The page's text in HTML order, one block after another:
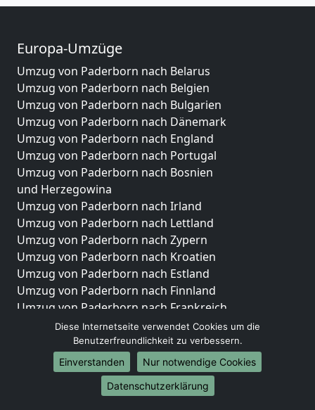
Europa-Umzüge
Umzug von Paderborn nach Belarus
Umzug von Paderborn nach Belgien
Umzug von Paderborn nach Bulgarien
Umzug von Paderborn nach Dänemark
Umzug von Paderborn nach England
Umzug von Paderborn nach Portugal
Umzug von Paderborn nach Bosnien
und Herzegowina
Umzug von Paderborn nach Irland
Umzug von Paderborn nach Lettland
Umzug von Paderborn nach Zypern
Umzug von Paderborn nach Kroatien
Umzug von Paderborn nach Estland
Umzug von Paderborn nach Finnland
Umzug von Paderborn nach Frankreich
Umzug von Paderborn nach Griechenland
Umzug von Paderborn nach Italien
Umzug von Paderborn nach Liechtenstein
Umzug von Paderborn nach Luxemburg
Umzug von Paderborn nach Niederlande
Diese Internetseite verwendet Cookies um die
Benutzerfreundlichkeit zu verbessern.
Einverstanden
Nur notwendige Cookies
Datenschutzerklärung